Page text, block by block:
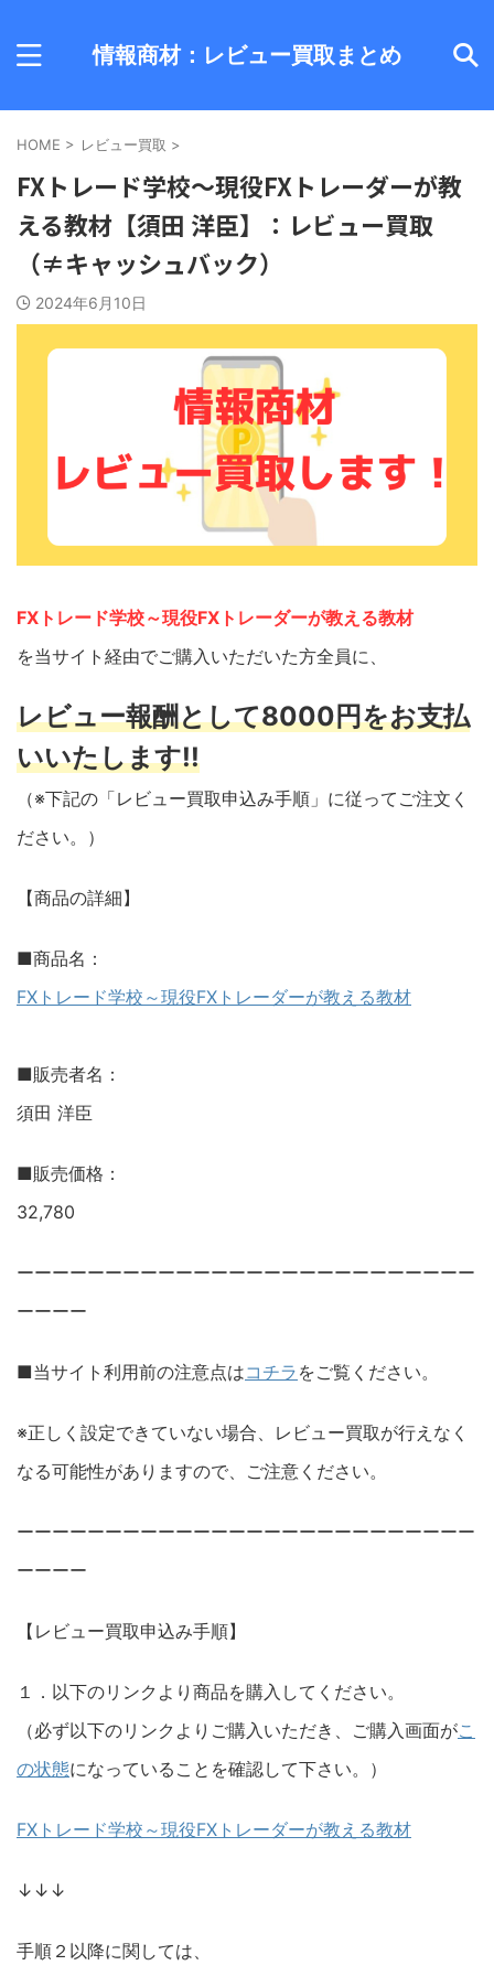
情報商材：レビュー買取まとめ
HOME > レビュー買取 >
FXトレード学校～現役FXトレーダーが教
える教材【須田 洋臣】：レビュー買取
（≠キャッシュバック）
2024年6月10日
FXトレード学校～現役FXトレーダーが教える教材
を当サイト経由でご購入いただいた方全員に、
レビュー報酬として8000円をお支払
いいたします!!
（※下記の「レビュー買取申込み手順」に従ってご注文く
ださい。）
【商品の詳細】
■商品名：
FXトレード学校～現役FXトレーダーが教える教材
■販売者名：
須田 洋臣
■販売価格：
32,780
ーーーーーーーーーーーーーーーーーーーーーーーーーー
ーーーー
■当サイト利用前の注意点はコチラ をご覧ください。
※正しく設定できていない場合、レビュー買取が行えなく
なる可能性がありますので、ご注意ください。
ーーーーーーーーーーーーーーーーーーーーーーーーーー
ーーーー
【レビュー買取申込み手順】
１．以下のリンクより商品を購入してください。
（必ず以下のリンクよりご購入いただき、ご購入画面がこ
の状態になっていることを確認して下さい。）
FXトレード学校～現役FXトレーダーが教える教材
↓↓↓
手順２以降に関しては、